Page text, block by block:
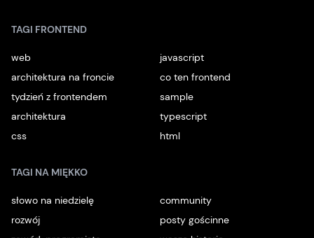
TAGI FRONTEND
web
javascript
architektura na froncie
co ten frontend
tydzień z frontendem
sample
architektura
typescript
css
html
TAGI NA MIĘKKO
słowo na niedzielę
community
rozwój
posty gościnne